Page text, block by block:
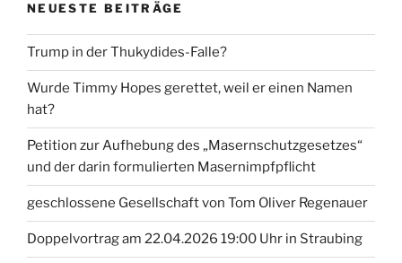
NEUESTE BEITRÄGE
Trump in der Thukydides-Falle?
Wurde Timmy Hopes gerettet, weil er einen Namen
hat?
Petition zur Aufhebung des „Masernschutzgesetzes“
und der darin formulierten Masernimpfpflicht
geschlossene Gesellschaft von Tom Oliver Regenauer
Doppelvortrag am 22.04.2026 19:00 Uhr in Straubing